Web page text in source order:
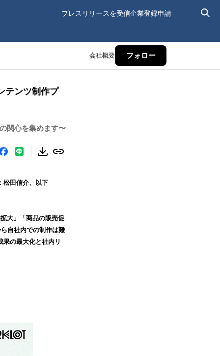
プレスリリースを受信企業登録申請
会社概要 フォロー
テンツ制作プ
関心を集めます〜
松田信介、以下
大」「商品の販売促
自社内での制作は難
果の最大化と社内リ